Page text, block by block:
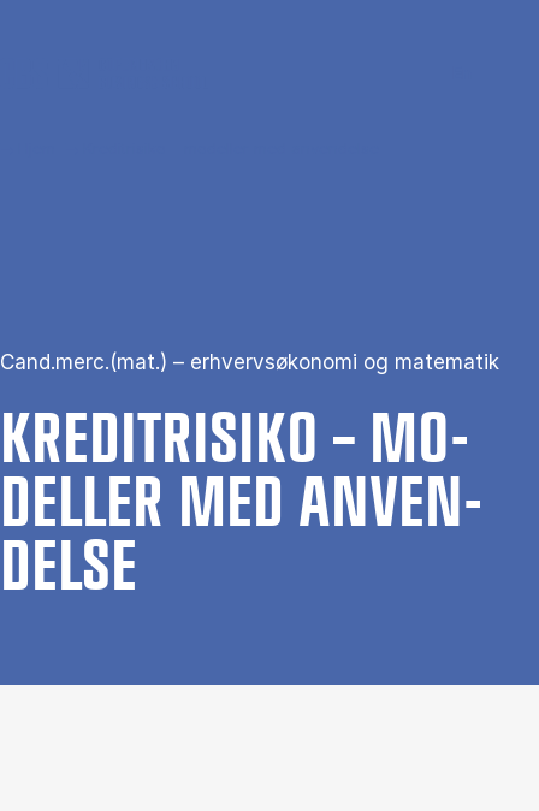
Cand.merc.(mat.) – erhvervsøkonomi og matematik
KRE­DI­TRI­SI­KO – MO­
DEL­LER MED AN­VEN­
DEL­SE